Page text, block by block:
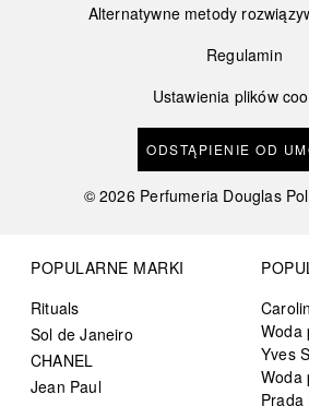
Alternatywne metody
Regulamin
Ustawienia plików
ODSTĄPIENIE OD
©2026 Perfumeria Douglas
POPULARNE MARKI
Rituals
Sol de Janeiro
CHANEL
Jean Paul
Woda
Yves
Woda
Prada